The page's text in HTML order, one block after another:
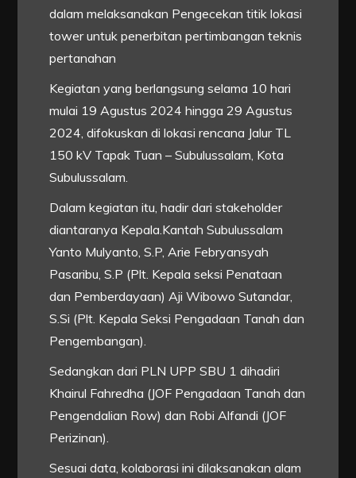
dalam melaksanakan Pengecekan titik lokasi
tower untuk penerbitan pertimbangan teknis
pertanahan
Kegiatan yang berlangsung selama 10 hari
mulai 19 Agustus 2024 hingga 29 Agustus
2024, difokuskan di lokasi rencana Jalur TL
150 kV Tapak Tuan – Subulussalam, Kota
Subulussalam.
Dalam kegiatan itu, hadir dari stakeholder
diantaranya Kepala.Kantah Subulussalam
Yanto Mulyanto, S.P, Arie Febryansyah
Pasaribu, S.P (Plt. Kepala seksi Penataan
dan Pemberdayaan) Aji Wibowo Sutandar,
S.Si (Plt. Kepala Seksi Pengadaan Tanah dan
Pengembangan).
Sedangkan dari PLN UPP SBU 1 dihadiri
Khairul Fahredha (JOF Pengadaan Tanah dan
Pengendalian Row) dan Robi Alfandi (JOF
Perizinan).
Sesuai data, kolaborasi ini dilaksanakan alam